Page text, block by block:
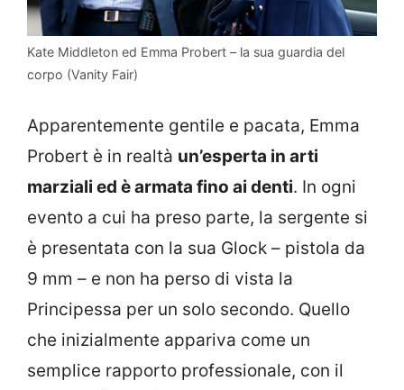
Kate Middleton ed Emma Probert – la sua guardia del
corpo (Vanity Fair)
Apparentemente gentile e pacata, Emma
Probert è in realtà un’esperta in arti
marziali ed è armata fino ai denti. In ogni
evento a cui ha preso parte, la sergente si
è presentata con la sua Glock – pistola da
9 mm – e non ha perso di vista la
Principessa per un solo secondo. Quello
che inizialmente appariva come un
semplice rapporto professionale, con il